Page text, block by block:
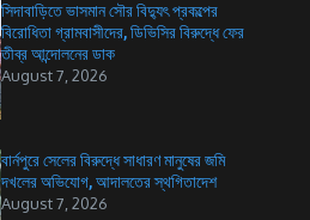
সিদাবাড়িতে ভাসমান সৌর বিদ্যুৎ প্রকল্পের
বিরোধিতা গ্রামবাসীদের, ডিভিসির বিরুদ্ধে ফের
তীব্র আন্দোলনের ডাক
August 7, 2026
বার্নপুরে সেলের বিরুদ্ধে সাধারণ মানুষের জমি
দখলের অভিযোগ, আদালতের স্থগিতাদেশ
August 7, 2026